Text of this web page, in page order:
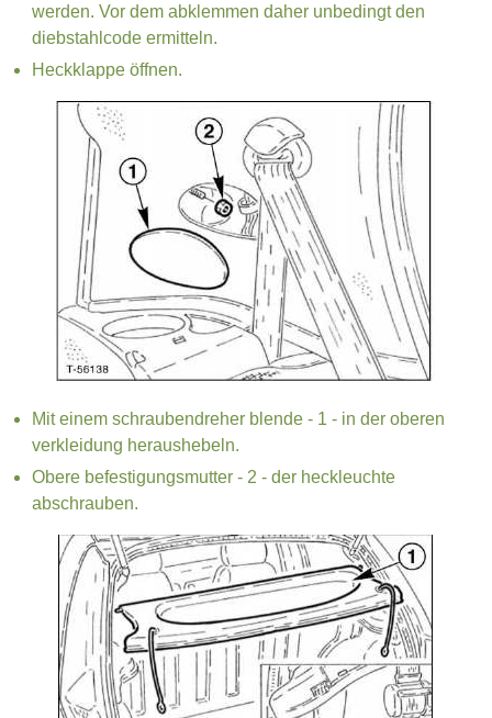
werden. Vor dem abklemmen daher unbedingt den
diebstahlcode ermitteln.
Heckklappe öffnen.
Mit einem schraubendreher blende - 1 - in der oberen
verkleidung heraushebeln.
Obere befestigungsmutter - 2 - der heckleuchte
abschrauben.